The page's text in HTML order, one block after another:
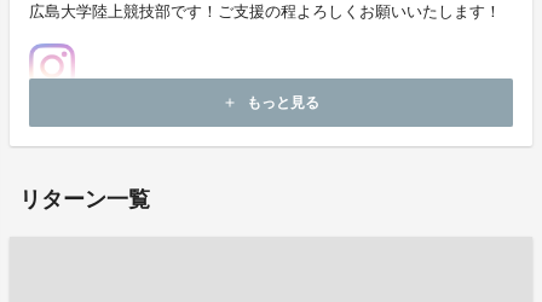
広島大学陸上競技部です！ご支援の程よろしくお願いいたします！
add もっと見る
リターン一覧